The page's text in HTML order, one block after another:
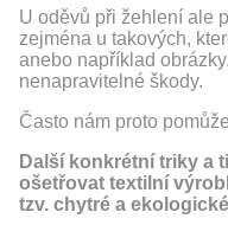
U oděvů při žehlení ale
zejména u takových,
anebo například
nenapravitelné škody.
Často nám proto
Další konkrétní triky a
ošetřovat textilní
tzv. chytré a